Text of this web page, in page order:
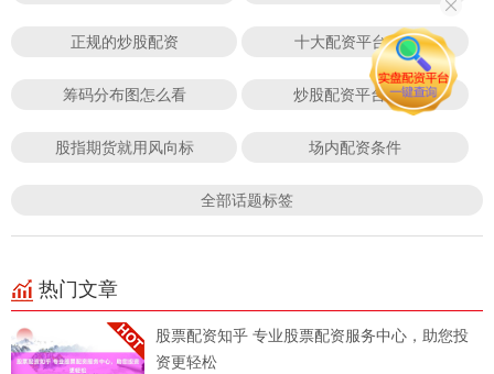
正规的炒股配资 十大配资平台app
筹码分布图怎么看 炒股配资平台官网
股指期货就用风向标 场内配资条件
全部话题标签
热门文章
股票配资知乎 专业股票配资服务中心，助您投
资更轻松